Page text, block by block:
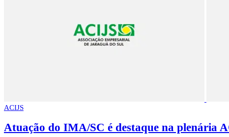
ACIJS
Atuação do IMA/SC é destaque na plenária